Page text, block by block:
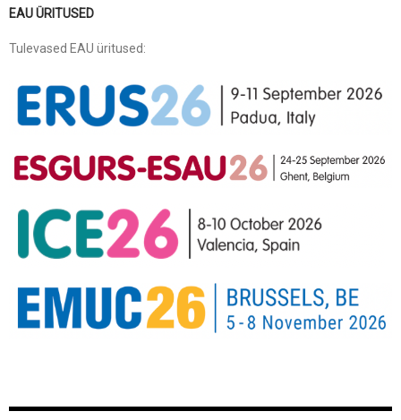
EAU ÜRITUSED
Tulevased EAU üritused: